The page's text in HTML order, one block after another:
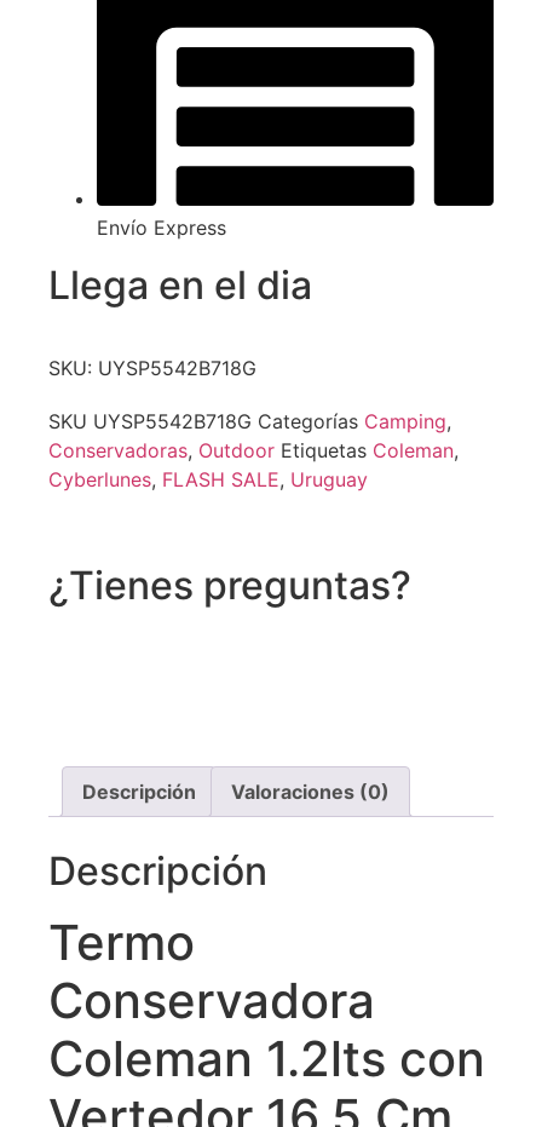
Envío Express
Llega en el dia
SKU: UYSP5542B718G
SKU UYSP5542B718G Categorías Camping,
Conservadoras, Outdoor Etiquetas Coleman,
Cyberlunes, FLASH SALE, Uruguay
¿Tienes preguntas?
Descripción Valoraciones (0)
Descripción
Termo
Conservadora
Coleman 1.2lts con